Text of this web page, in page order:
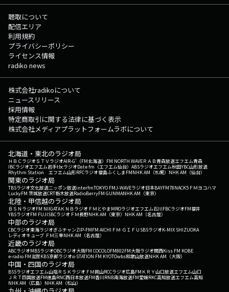
聴取について
配信エリア
利用規約
プライバシーポリシー
ライセンス情報
radiko news
株式会社radikoについて
ニュースリリース
採用情報
特定商取引に関する法律に基づく表示
株式会社メディアプラットフォームラボについて
北海道・東北のラジオ局
ＨＢＣラジオＳＴＶラジオAIR-G'（FM北海道） FM NORTH WAVEＲＡＢ青森放送エフエム青森
IBCラジオエフエム岩手tbcラジオDate fm（エフエム仙台） ABSラジオエフエム秋田YBC山形放送
Rhythm Station エフエム山形RFCラジオ福島ふくしまFMNHK AM（札幌） NHK AM（仙台）
関東のラジオ局
TBSラジオ文化放送ニッポン放送interfmTOKYO FMJ-WAVEラジオ日本BAYFM78NACK5 ＦＭヨコハマ
LuckyFM 茨城放送CRT栃木放送RadioBerryFM GUNMANHK AM（東京）
北陸・甲信越のラジオ局
ＢＳＮラジオFM NIIGATAＫＮＢラジオ ＦＭとやまMROラジオエフエム石川FBCラジオFM福井
YBSラジオFM FUJISBCラジオ ＦＭ長野NHK AM（東京） NHK AM（名古屋）
中部のラジオ局
CBCラジオ東海ラジオぎふチャンZIP-FMFM AICHI ＦＭ ＧＩＦＵ SBSラジオK-MIX SHIZUOKA
レディオキューブ ＦＭ三重NHK AM（名古屋）
近畿のラジオ局
ABCラジオMBSラジオOBCラジオ大阪FM COCOLOFM802FM大阪ラジオ関西Kiss FM KOBE
e-radio FM滋賀KBS京都ラジオα-STATION FM KYOTOwbs和歌山放送NHK AM（大阪）
中国・四国のラジオ局
BSSラジオエフエム山陰ＲＳＫラジオ ＦＭ岡山RCCラジオ広島FM ＫＲＹ山口放送エフエム山口
ＪＲＴ四国放送FM徳島RNC西日本放送FM香川RNB南海放送FM愛媛RKC高知放送エフエム高知
NHK AM（広島） NHK AM（松山）